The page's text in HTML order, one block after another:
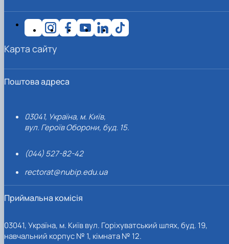
Поштова адреса
03041, Україна, м. Київ,
вул. Героїв Оборони, буд. 15.
(044) 527-82-42
rectorat@nubip.edu.ua
Приймальна комісія
03041, Україна, м. Київ вул. Горіхуватський шлях, буд. 19,
навчальний корпус № 1, кімната № 12.
Карта сайту